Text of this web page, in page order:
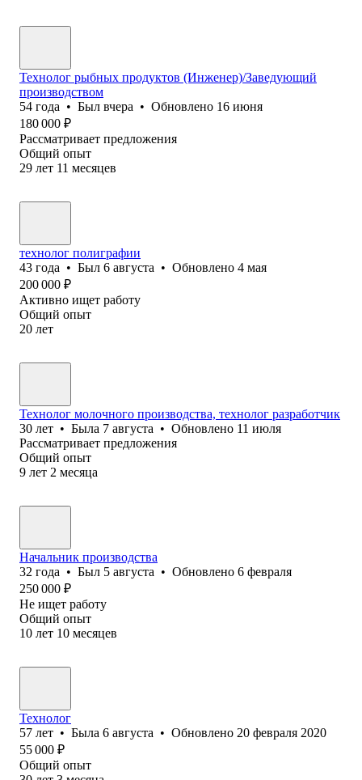
Технолог рыбных продуктов (Инженер)/Заведующий
производством
54 года • Был вчера • Обновлено 16 июня
180 000 ₽
Рассматривает предложения
Общий опыт
29 лет 11 месяцев
технолог полиграфии
43 года • Был 6 августа • Обновлено 4 мая
200 000 ₽
Активно ищет работу
Общий опыт
20 лет
Технолог молочного производства, технолог разработчик
30 лет • Была 7 августа • Обновлено 11 июля
Рассматривает предложения
Общий опыт
9 лет 2 месяца
Начальник производства
32 года • Был 5 августа • Обновлено 6 февраля
250 000 ₽
Не ищет работу
Общий опыт
10 лет 10 месяцев
Технолог
57 лет • Была 6 августа • Обновлено 20 февраля 2020
55 000 ₽
Общий опыт